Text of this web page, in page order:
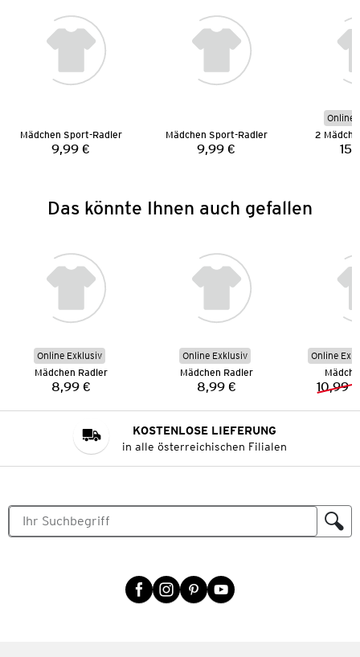
Mädchen Sport-Radler
Preis:
9,99 €
Mädchen Sport-Radler
Preis:
9,99 €
Online
2
Das könnte Ihnen auch gefallen
Online Exklusiv
Mädchen Radler
Preis:
8,99 €
Online Exklusiv
Mädchen Radler
Preis:
8,99 €
Online
10,99 €
KOSTENLOSE LIEFERUNG
in alle österreichischen Filialen